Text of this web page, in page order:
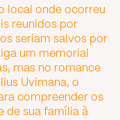
local onde ocorreu
reunidos por
seriam salvos por
um memorial
mas no romance
Uvimana, o
compreender os
de sua família à